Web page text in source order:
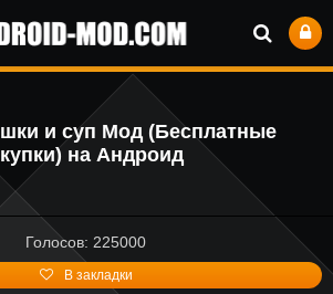
и суп Мод (Бесплатные
на Андроид
Голосов: 225000
В закладки